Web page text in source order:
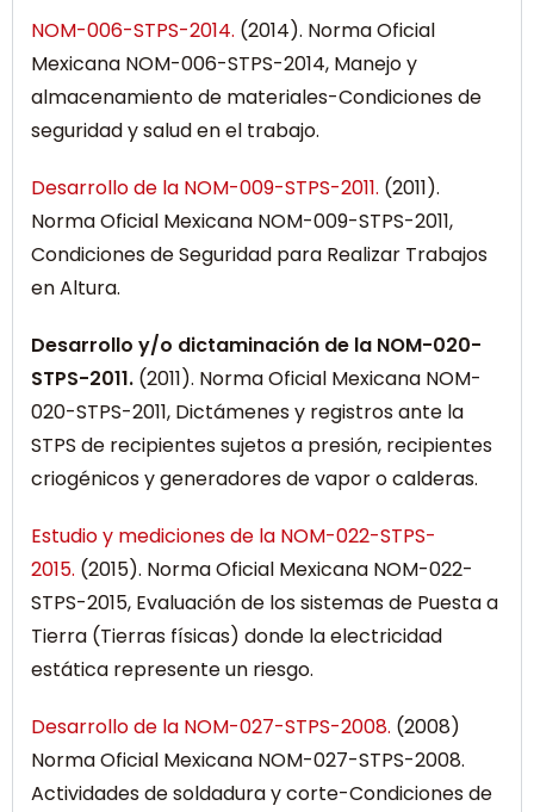
NOM-006-STPS-2014. (2014). Norma Oficial
Mexicana NOM-006-STPS-2014, Manejo y
almacenamiento de materiales-Condiciones de
seguridad y salud en el trabajo.
Desarrollo de la NOM-009-STPS-2011. (2011).
Norma Oficial Mexicana NOM-009-STPS-2011,
Condiciones de Seguridad para Realizar Trabajos
en Altura.
Desarrollo y/o dictaminación de la NOM-020-
STPS-2011. (2011). Norma Oficial Mexicana NOM-
020-STPS-2011, Dictámenes y registros ante la
STPS de recipientes sujetos a presión, recipientes
criogénicos y generadores de vapor o calderas.
Estudio y mediciones de la NOM-022-STPS-
2015. (2015). Norma Oficial Mexicana NOM-022-
STPS-2015, Evaluación de los sistemas de Puesta a
Tierra (Tierras físicas) donde la electricidad
estática represente un riesgo.
Desarrollo de la NOM-027-STPS-2008. (2008)
Norma Oficial Mexicana NOM-027-STPS-2008.
Actividades de soldadura y corte-Condiciones de